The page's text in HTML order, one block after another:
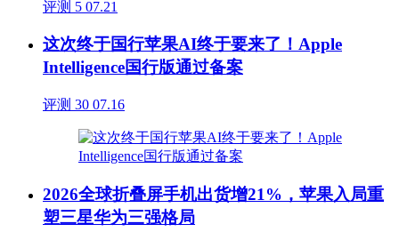
评测 5 07.21
这次终于国行苹果AI终于要来了！Apple
Intelligence国行版通过备案
评测 30 07.16
2026全球折叠屏手机出货增21%，苹果入局重
塑三星华为三强格局